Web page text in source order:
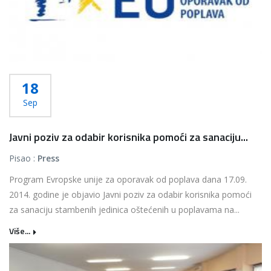
18
Sep
Javni poziv za odabir korisnika pomoći za sanaciju...
Pisao : Press
Program Evropske unije za oporavak od poplava dana 17.09.
2014. godine je objavio Javni poziv za odabir korisnika pomoći
za sanaciju stambenih jedinica oštećenih u poplavama na...
Više...